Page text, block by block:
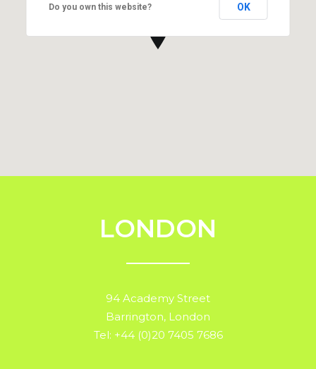
Do you own this website? OK
LONDON
94 Academy Street
Barrington, London
Tel: +44 (0)20 7405 7686